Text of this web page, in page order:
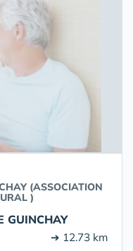
(ASSOCIATION
)
GUINCHAY
➔ 12.73 km